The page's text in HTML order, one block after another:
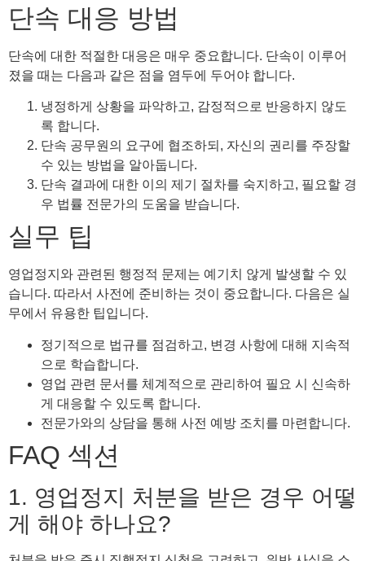
단속 대응 방법
단속에 대한 적절한 대응은 매우 중요합니다. 단속이 이루어
졌을 때는 다음과 같은 점을 염두에 두어야 합니다.
냉정하게 상황을 파악하고, 감정적으로 반응하지 않도
록 합니다.
단속 공무원의 요구에 협조하되, 자신의 권리를 주장할
수 있는 방법을 알아둡니다.
단속 결과에 대한 이의 제기 절차를 숙지하고, 필요할 경
우 법률 전문가의 도움을 받습니다.
실무 팁
영업정지와 관련된 행정적 문제는 예기치 않게 발생할 수 있
습니다. 따라서 사전에 준비하는 것이 중요합니다. 다음은 실
무에서 유용한 팁입니다.
정기적으로 법규를 점검하고, 변경 사항에 대해 지속적
으로 학습합니다.
영업 관련 문서를 체계적으로 관리하여 필요 시 신속하
게 대응할 수 있도록 합니다.
전문가와의 상담을 통해 사전 예방 조치를 마련합니다.
FAQ 섹션
1. 영업정지 처분을 받은 경우 어떻
게 해야 하나요?